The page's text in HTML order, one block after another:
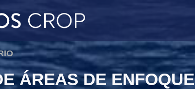
ÁREAS DE ENFOQUE